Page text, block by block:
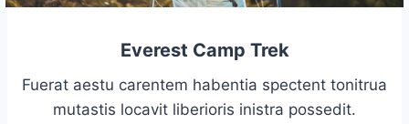
Everest Camp Trek
Fuerat aestu carentem habentia spectent tonitrua
mutastis locavit liberioris inistra possedit.